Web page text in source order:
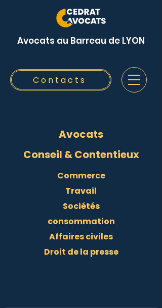
Contacts
Avocats au Barreau de LYON
Avocats
Conseil & Contentieux
Commerce
Travail
Sociétés
consommation
Affaires civiles
Droit de la presse